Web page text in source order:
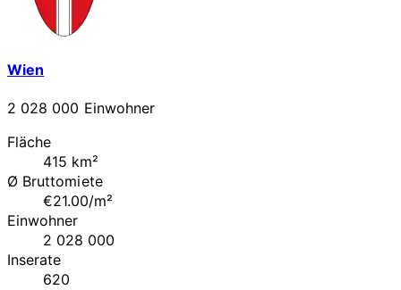
Wien
2 028 000 Einwohner
Fläche
415 km²
Ø Bruttomiete
€21.00/m²
Einwohner
2 028 000
Inserate
620